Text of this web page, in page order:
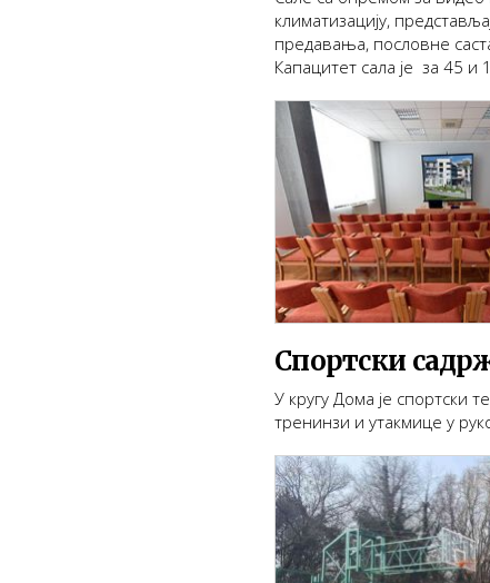
климатизацију,
предавања, пословне
Капацитет сала је за 45 и
Спортски
У кругу Дома је спортски
тренинзи и утакмице у